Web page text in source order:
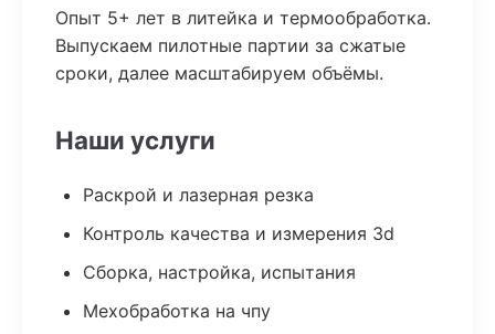
Опыт 5+ лет в литейка и термообработка.
Выпускаем пилотные партии за сжатые
сроки, далее масштабируем объёмы.
Наши услуги
Раскрой и лазерная резка
Контроль качества и измерения 3d
Сборка, настройка, испытания
Мехобработка на чпу